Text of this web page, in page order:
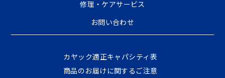
修理・ケアサービス
お問い合わせ
カヤック適正キャパシティ表
商品のお届けに関するご注意